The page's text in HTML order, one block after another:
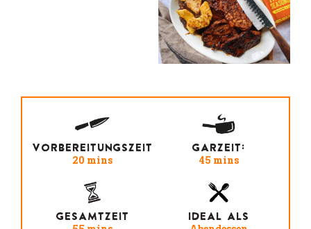
VORBEREITUNGSZEIT
20 mins
GARZEIT:
45 mins
GESAMTZEIT IDEAL ALS